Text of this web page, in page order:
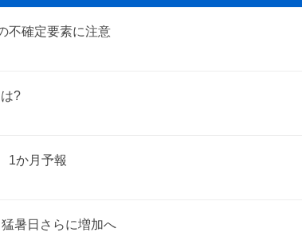
不確定要素に注意
?
1か月予報
暑日さらに増加へ